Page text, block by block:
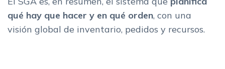
qué hay que hacer y en qué orden, con una
visión global de inventario, pedidos y recursos.